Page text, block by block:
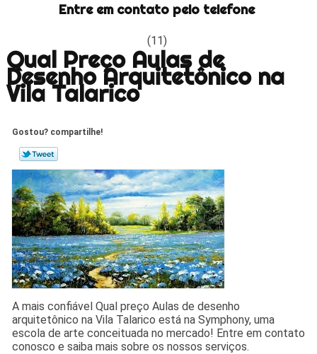
Entre em contato pelo telefone
(11)
Qual Preço Aulas de
Desenho Arquitetônico na
Vila Talarico
Gostou? compartilhe!
A mais confiável Qual preço Aulas de desenho
arquitetônico na Vila Talarico está na Symphony, uma
escola de arte conceituada no mercado! Entre em contato
conosco e saiba mais sobre os nossos serviços.